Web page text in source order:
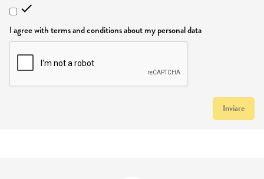

I agree with terms and conditions about my personal data
Inviare